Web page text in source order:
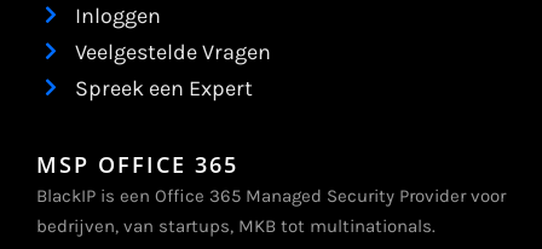
Inloggen
Veelgestelde Vragen
Spreek een Expert
MSP OFFICE 365
BlackIP is een Office 365 Managed Security Provider voor
bedrijven, van startups, MKB tot multinationals.